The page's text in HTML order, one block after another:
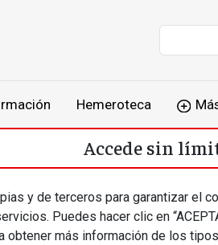
Hemeroteca
y de terceros para garantizar el
Puedes hacer clic en
obtener más información de los
Accede sin